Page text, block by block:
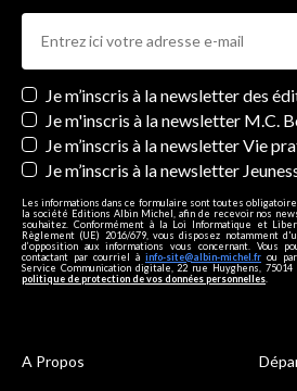
Newsletters
Je m’inscris à la newsletter des
Je m'inscris à la newsletter M.C.
Je m’inscris à la newsletter Vie
Je m’inscris à la newsletter
Les informations dans ce formulaire sont toutes
la société Editions Albin Michel, afin de recevoir nos
souhaitez. Conformément à la Loi Informatique et
Règlement (UE) 2016/679, vous disposez notamment
d’opposition aux informations vous concernant. Vous
contactant par courriel à info-site@albin-michel.fr ou
Service Communication digitale, 22 rue Huyghens, 75014
politique de protection de vos données personnelles
A Propos